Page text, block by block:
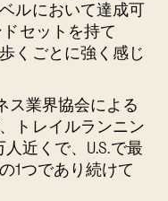
ルにおいて達成可
セットを持て
くごとに強く感じ
ス業界協会による
トレイルランニン
近くで、U.S.で最
1つであり続けて